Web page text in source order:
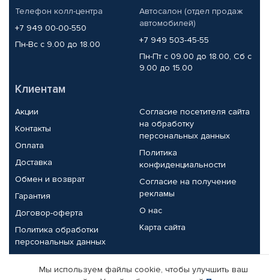
Телефон колл-центра
+7 949 00-00-550
Пн-Вс с 9.00 до 18.00
Автосалон (отдел продаж
автомобилей)
+7 949 503-45-55
Пн-Пт с 09.00 до 18.00, Сб с
9.00 до 15.00
Клиентам
Акции
Контакты
Оплата
Доставка
Обмен и возврат
Гарантия
Договор-оферта
Политика обработки
персональных данных
Согласие посетителя сайта
на обработку
персональных данных
Политика
конфиденциальности
Согласие на получение
рекламы
О нас
Карта сайта
Партнерам
Мы используем файлы cookie, чтобы улучшить ваш